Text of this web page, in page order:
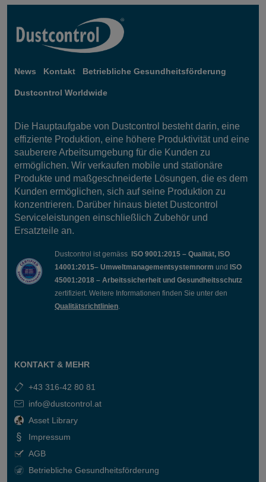
News Kontakt Betriebliche Gesundheitsförderung
Dustcontrol Worldwide
Die Hauptaufgabe von Dustcontrol besteht darin, eine
effiziente Produktion, eine höhere Produktivität und eine
sauberere Arbeitsumgebung für die Kunden zu
ermöglichen. Wir verkaufen mobile und stationäre
Produkte und maßgeschneiderte Lösungen, die es dem
Kunden ermöglichen, sich auf seine Produktion zu
konzentrieren. Darüber hinaus bietet Dustcontrol
Serviceleistungen einschließlich Zubehör und
Ersatzteile an.
Dustcontrol ist gemäss ISO 9001:2015 – Qualität, ISO
14001:2015– Umweltmanagementsystemnorm und ISO
45001:2018 – Arbeitssicherheit und Gesundheitsschutz
zertifiziert. Weitere Informationen finden Sie unter den
Qualitätsrichtlinien
KONTAKT & MEHR
+43 316-42 80 81
info@dustcontrol.at
Asset Library
Impressum
AGB
Betriebliche Gesundheitsförderung